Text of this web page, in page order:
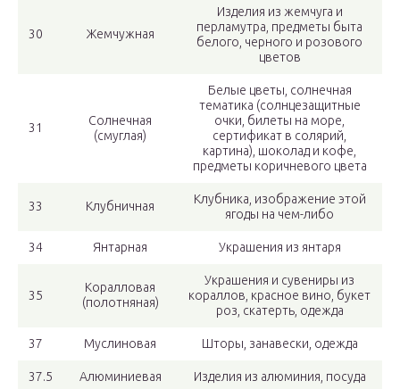
30 Жемчужная
Изделия из жемчуга и
перламутра, предметы быта
белого, черного и розового
цветов
31
Солнечная
(смуглая)
Белые цветы, солнечная
тематика (солнцезащитные
очки, билеты на море,
сертификат в солярий,
картина), шоколад и кофе,
предметы коричневого цвета
33 Клубничная
Клубника, изображение этой
ягоды на чем-либо
34 Янтарная Украшения из янтаря
35
Коралловая
(полотняная)
Украшения и сувениры из
кораллов, красное вино, букет
роз, скатерть, одежда
37 Муслиновая Шторы, занавески, одежда
37.5 Алюминиевая Изделия из алюминия, посуда